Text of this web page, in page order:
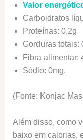
Valor
Carboidratos
Proteínas: 0,2g
Gorduras totais:
Fibra alimentar:
Sódio: 0mg.
(Fonte: Konjac
Além disso, como
baixo em calorias,